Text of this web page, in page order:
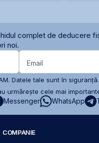
complet de deducere
noi.
Email
Datele tale sunt în siguranță.
urmărește cele mai
Messenger WhatsApp
COMPANIE